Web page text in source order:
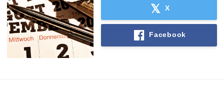
X
Facebook